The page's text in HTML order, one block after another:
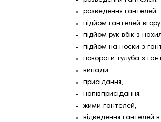
розведення гантелей,
підйом гантелей вгору
підйом рук вбік з
підйом на носки з
повороти тулуба з
випади,
присідання,
напівприсідання,
жими гантелей,
відведення гантелей